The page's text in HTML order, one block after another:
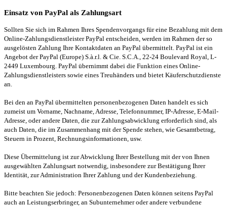
Einsatz von PayPal als Zahlungsart
Sollten Sie sich im Rahmen Ihres Spendenvorgangs für eine Bezahlung mit dem
Online-Zahlungsdienstleister PayPal entscheiden, werden im Rahmen der so
ausgelösten Zahlung Ihre Kontaktdaten an PayPal übermittelt. PayPal ist ein
Angebot der PayPal (Europe) S.à.r.l. & Cie. S.C.A., 22-24 Boulevard Royal, L-
2449 Luxembourg. PayPal übernimmt dabei die Funktion eines Online-
Zahlungsdienstleisters sowie eines Treuhänders und bietet Käuferschutzdienste
an.
Bei den an PayPal übermittelten personenbezogenen Daten handelt es sich
zumeist um Vorname, Nachname, Adresse, Telefonnummer, IP-Adresse, E-Mail-
Adresse, oder andere Daten, die zur Zahlungsabwicklung erforderlich sind, als
auch Daten, die im Zusammenhang mit der Spende stehen, wie Gesamtbetrag,
Steuern in Prozent, Rechnungsinformationen, usw.
Diese Übermittelung ist zur Abwicklung Ihrer Bestellung mit der von Ihnen
ausgewählten Zahlungsart notwendig, insbesondere zur Bestätigung Ihrer
Identität, zur Administration Ihrer Zahlung und der Kundenbeziehung.
Bitte beachten Sie jedoch: Personenbezogenen Daten können seitens PayPal
auch an Leistungserbringer, an Subunternehmer oder andere verbundene